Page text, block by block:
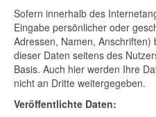
Sofern innerhalb des
Eingabe persönlicher oder
Adressen, Namen,
dieser Daten seitens des
Basis. Auch hier werden Ihre
nicht an Dritte weitergegeben.
Veröffentlichte Daten: